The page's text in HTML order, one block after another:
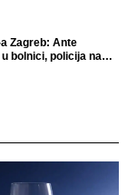
Zagreb: Ante
bolnici, policija na